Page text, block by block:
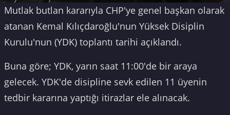
Mutlak butlan kararıyla CHP'ye genel başkan olarak
atanan Kemal Kılıçdaroğlu'nun Yüksek Disiplin
Kurulu'nun (YDK) toplantı tarihi açıklandı.
Buna göre; YDK, yarın saat 11:00'de bir araya
gelecek. YDK'de disipline sevk edilen 11 üyenin
tedbir kararına yaptığı itirazlar ele alınacak.